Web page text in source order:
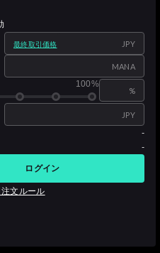
最終取引価格 JPY
MANA
100%
%
JPY
-
-
ログイン
文ルール